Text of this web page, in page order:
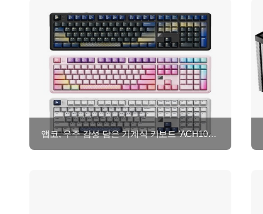
앱코, 우주 감성 담은 기계식 키보드 'ACH108' 출시…네이버 브랜드데이 기획전 진행